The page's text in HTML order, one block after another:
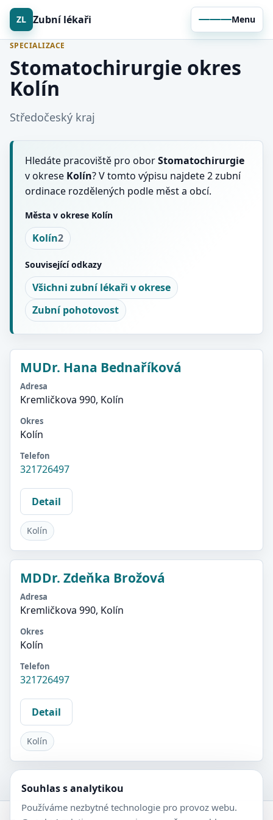
ZL Zubní lékaři Menu
SPECIALIZACE
Stomatochirurgie okres
Kolín
Středočeský kraj
Hledáte pracoviště pro oborStomatochirurgie
v okrese Kolín? V tomto výpisu najdete 2 zubní
ordinace rozdělených podle měst a obcí.
Města v okrese Kolín
Kolín2
Související odkazy
Všichni zubní lékaři v okrese
Zubní pohotovost
MUDr. Hana Bednaříková
Adresa
Kremličkova 990, Kolín
Okres
Kolín
Telefon
321726497
Detail
Kolín
MDDr. Zdeňka Brožová
Adresa
Kremličkova 990, Kolín
Okres
Kolín
Telefon
321726497
Detail
Kolín
Souhlas s analytikou
Používáme nezbytné technologie pro provoz webu.